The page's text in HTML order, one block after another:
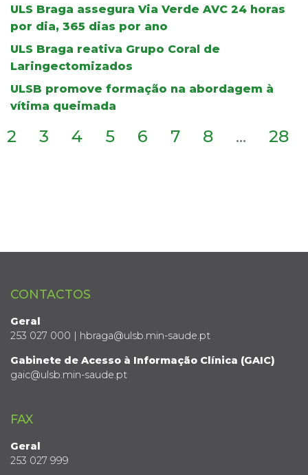
ULS Braga assegura Via Verde AVC 24 horas
por dia, 365 dias por ano
ULS Braga reativa Grupo Coral de
Laringectomizados
ULSB promove formação na abordagem à
vítima queimada
2 3 4 5 6 7 8 ... 28
CONTACTOS
Geral
253 027 000 | hbraga@ulsb.min-saude.pt
Gabinete de Acesso à Informação Clínica (GAIC)
gaic@ulsb.min-saude.pt
FAX
Geral
253 027 999